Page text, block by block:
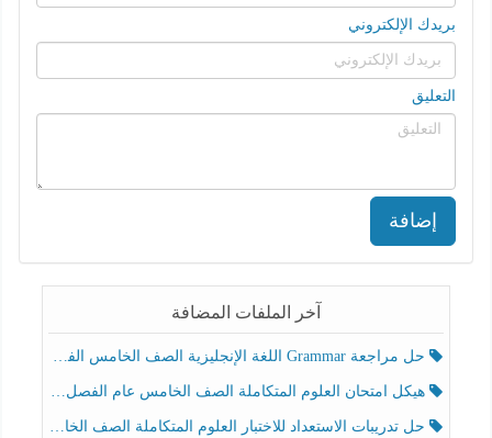
بريدك الإلكتروني
التعليق
إضافة
آخر الملفات المضافة
حل مراجعة Grammar اللغة الإنجليزية الصف الخامس الفصل الثالث
هيكل امتحان العلوم المتكاملة الصف الخامس عام الفصل الدراسي الثالث 2025-2026
حل تدريبات الاستعداد للاختبار العلوم المتكاملة الصف الخامس عام الفصل الثالث